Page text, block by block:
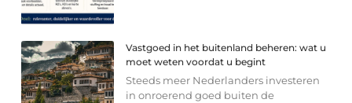
Vastgoed in het buitenland beheren: wat u
moet weten voordat u begint
Steeds meer Nederlanders investeren
in onroerend goed buiten de